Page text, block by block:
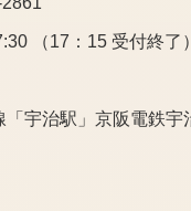
（17：15 受付終了）
「宇治駅」京阪電鉄宇